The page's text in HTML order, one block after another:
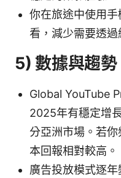
你在旅途中使用
看，減少需要透過
5) 數據與趨勢
Global YouTube
2025年有穩定增
分亞洲市場。若
本回報相對較高。
廣告投放模式逐